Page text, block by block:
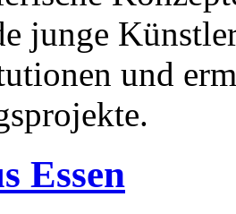
junge
und
Essen